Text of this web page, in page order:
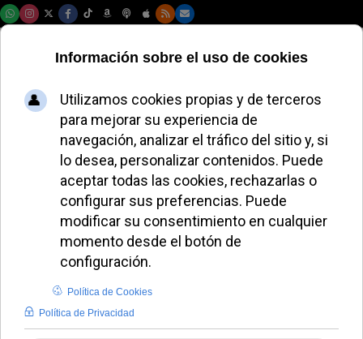
Ayalde y Munabe se
fusionarán en Loiu
en el curso
2026/2027
JOSÉ GARCÍA ESPAÑA VIERNES, 02 ENERO 2026 13:44